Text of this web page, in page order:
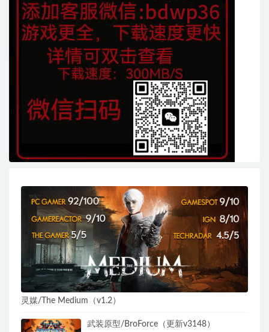
灵媒/The Medium（v1.2）
武装原型/BroForce（更新v3148）